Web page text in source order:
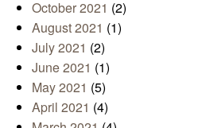
October 2021 (2)
August 2021 (1)
July 2021 (2)
June 2021 (1)
May 2021 (5)
April 2021 (4)